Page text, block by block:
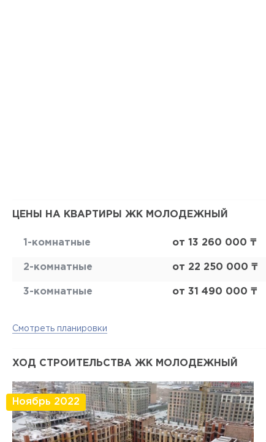
ЦЕНЫ НА КВАРТИРЫ ЖК МОЛОДЕЖНЫЙ
1-комнатные от 13 260 000 ₸
2-комнатные от 22 250 000 ₸
3-комнатные от 31 490 000 ₸
Смотреть планировки
ХОД СТРОИТЕЛЬСТВА ЖК МОЛОДЕЖНЫЙ
Ноябрь 2022